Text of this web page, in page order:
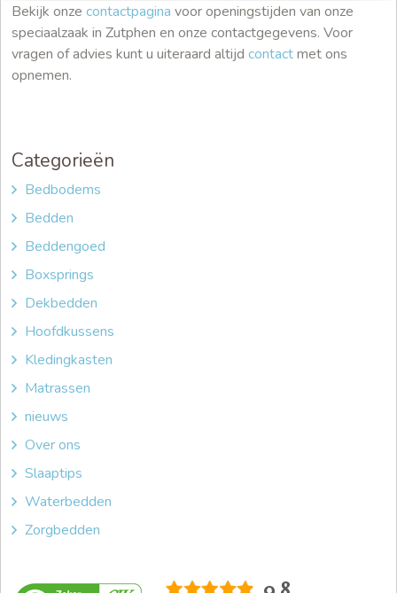
Categorieën
Bedbodems
Bedden
Beddengoed
Boxsprings
Dekbedden
Hoofdkussens
Kledingkasten
Matrassen
nieuws
Over ons
Slaaptips
Waterbedden
Zorgbedden
Bekijk onze contactpagina voor openingstijden van onze
speciaalzaak in Zutphen en onze contactgegevens. Voor
vragen of advies kunt u uiteraard altijd contactmet ons
opnemen.